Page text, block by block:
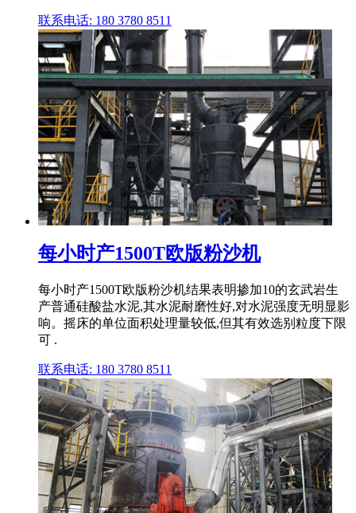
联系电话: 180 3780 8511
每小时产1500T欧版粉沙机
每小时产1500T欧版粉沙机结果表明掺加10的玄武岩生
产普通硅酸盐水泥,其水泥耐磨性好,对水泥强度无明显影
响。摇床的单位面积处理量较低,但其有效选别粒度下限
可 .
联系电话: 180 3780 8511